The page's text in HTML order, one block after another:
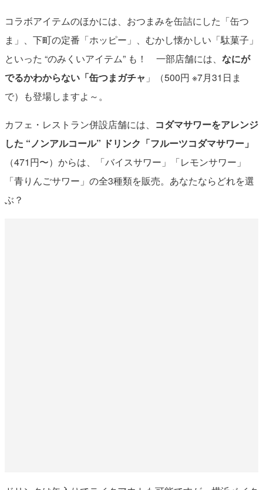
コラボアイテムのほかには、おつまみを缶詰にした「缶つ
ま」、下町の定番「ホッピー」、むかし懐かしい「駄菓子」
といった “のみくいアイテム” も！ 一部店舗には、 なにが
でるかわからない「缶つまガチャ 」（500円 ※7月31日ま
で）も登場しますよ～。
カフェ・レストラン併設店舗には、 コダマサワーをアレンジ
した “ノンアルコール” ドリンク「フルーツコダマサワー」
（471円〜）からは、「バイスサワー」「レモンサワー」
「青りんごサワー」の全3種類を販売。あなたならどれを選
ぶ？